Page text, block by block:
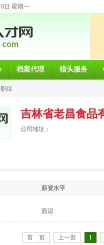
日 星期一
档案代理 猎头服务
位
吉林省老昌食品
公司地址：
薪资水平
面议
首 页 上一页 1